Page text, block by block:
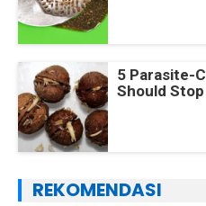
5 Parasite-
Should
REKOMENDASI